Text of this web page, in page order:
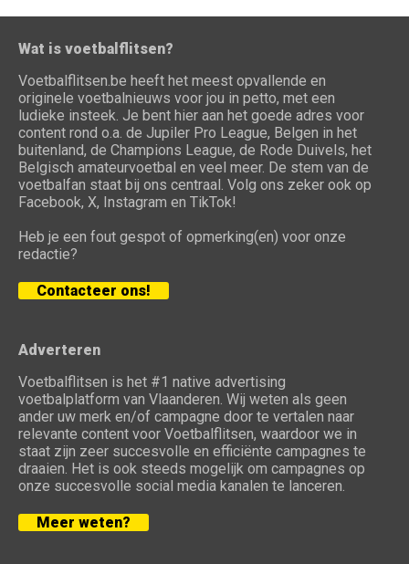
Wat is voetbalflitsen?
Voetbalflitsen.be heeft het meest opvallende en
originele voetbalnieuws voor jou in petto, met een
ludieke insteek. Je bent hier aan het goede adres voor
content rond o.a. de Jupiler Pro League, Belgen in het
buitenland, de Champions League, de Rode Duivels, het
Belgisch amateurvoetbal en veel meer. De stem van de
voetbalfan staat bij ons centraal. Volg ons zeker ook op
Facebook, X, Instagram en TikTok!
Heb je een fout gespot of opmerking(en) voor onze
redactie?
Contacteer ons!
Adverteren
Voetbalflitsen is het #1 native advertising
voetbalplatform van Vlaanderen. Wij weten als geen
ander uw merk en/of campagne door te vertalen naar
relevante content voor Voetbalflitsen, waardoor we in
staat zijn zeer succesvolle en efficiënte campagnes te
draaien. Het is ook steeds mogelijk om campagnes op
onze succesvolle social media kanalen te lanceren.
Meer weten?